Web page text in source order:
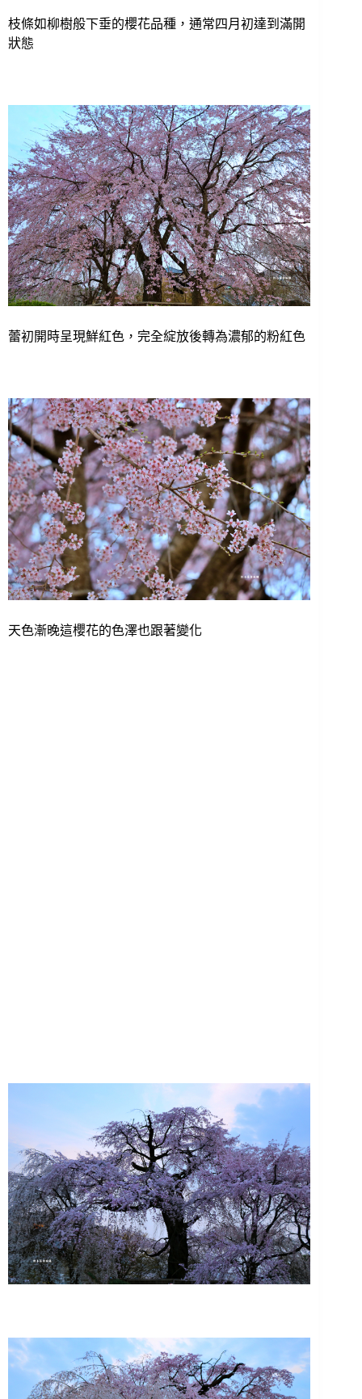
枝條如柳樹般下垂的櫻花品種，通常四月初達到滿開
狀態
蕾初開時呈現鮮紅色，完全綻放後轉為濃郁的粉紅色
天色漸晚這櫻花的色澤也跟著變化